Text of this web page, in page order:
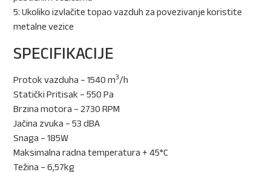
5: Ukoliko izvlačite topao vazduh za povezivanje koristite
metalne vezice
SPECIFIKACIJE
Protok vazduha – 1540 m3/h
Statički Pritisak – 550 Pa
Brzina motora – 2730 RPM
Jačina zvuka – 53 dBA
Snaga – 185W
Maksimalna radna temperatura + 45°C
Težina – 6,57kg